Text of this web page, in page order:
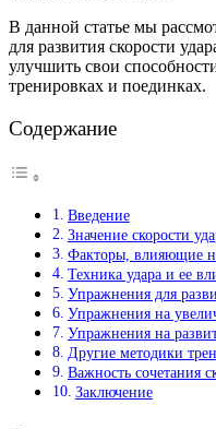
В данной статье мы
для развития скорости
улучшить свои
тренировках и поединках.
Содержание
Введение
Значение скорости
Факторы, влияющие
Техника удара и ее
Упражнения для
Упражнения на
Упражнения на
Другие методики
Важность сочетания
Заключение